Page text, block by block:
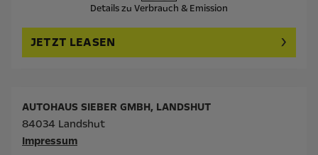
Details zu Verbrauch & Emission
JETZT LEASEN
AUTOHAUS SIEBER GMBH, LANDSHUT
84034 Landshut
Impressum